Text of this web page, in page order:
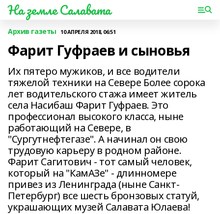
На земле Салавата
Архив газеты 10 АПРЕЛЯ 2018, 06:51
Фарит Гуфраев и сыновья
Их пятеро мужиков, и все водители
тяжелой техники на Севере Более сорока
лет водительского стажа имеет житель
села Насибаш Фарит Гуфраев. Это
профессионал высокого класса, ныне
работающий на Севере, в
"Сургутнефтегазе". А начинал он свою
трудовую карьеру в родном районе.
Фарит Сагитович - тот самый человек,
который на "КамАЗе" - длинномере
привез из Ленинграда (ныне Санкт-
Петербург) все шесть бронзовых статуй,
украшающих музей Салавата Юлаева!